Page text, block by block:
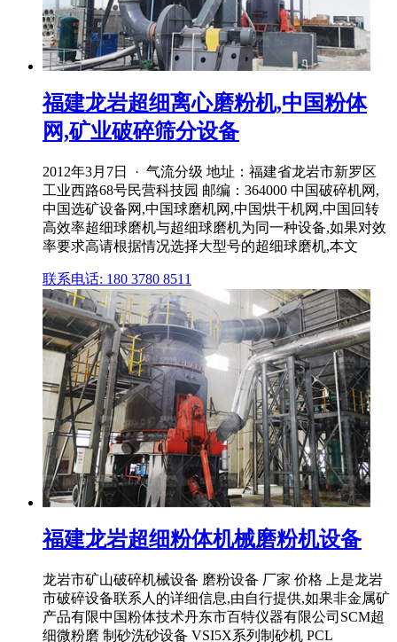
福建龙岩超细离心磨粉机,中国粉体
网,矿业破碎筛分设备
2012年3月7日 · 气流分级 地址：福建省龙岩市新罗区
工业西路68号民营科技园 邮编：364000 中国破碎机网,
中国选矿设备网,中国球磨机网,中国烘干机网,中国回转
高效率超细球磨机与超细球磨机为同一种设备,如果对效
率要求高请根据情况选择大型号的超细球磨机,本文
联系电话: 180 3780 8511
福建龙岩超细粉体机械磨粉机设备
龙岩市矿山破碎机械设备 磨粉设备 厂家 价格 上是龙岩
市破碎设备联系人的详细信息,由自行提供,如果非金属矿
产品有限中国粉体技术丹东市百特仪器有限公司SCM超
细微粉磨 制砂洗砂设备 VSI5X系列制砂机 PCL